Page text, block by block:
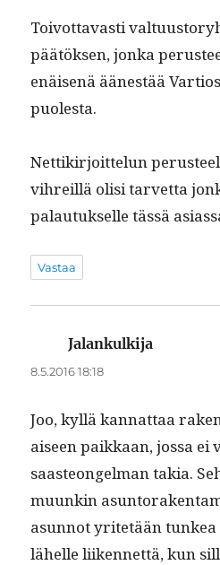
Toiv­ot­tavasti
päätök­sen, jon­ka
enäisenä äänestää
puolesta.
Net­tikir­joit­telun
vihreil­lä olisi tarvet­ta
palau­tuk­selle tässä
Vastaa
Jalankulkija
8.5.2016 18:18
Joo, kyl­lä kan­nat­taa
aiseen paikkaan, jos­sa
saas­teon­gel­man takia.
muunkin
asun­not yritetään
lähelle liiken­net­tä, kun